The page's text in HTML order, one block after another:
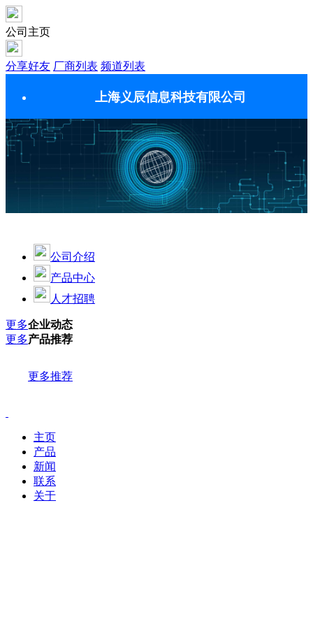
公司主页
分享好友 厂商列表 频道列表
上海义辰信息科技有限公司
公司介绍
产品中心
人才招聘
更多企业动态
更多产品推荐
更多推荐
主页
产品
新闻
联系
关于